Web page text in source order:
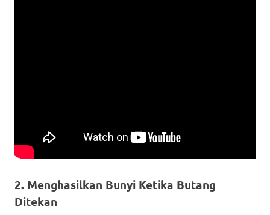
2. Menghasilkan Bunyi Ketika Butang
Ditekan